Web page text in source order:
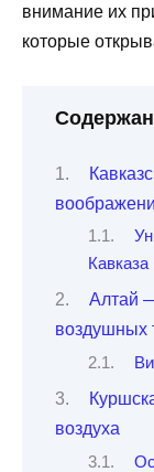
внимание их
которые
Кавказа
Алтай
воздушных
воздуха